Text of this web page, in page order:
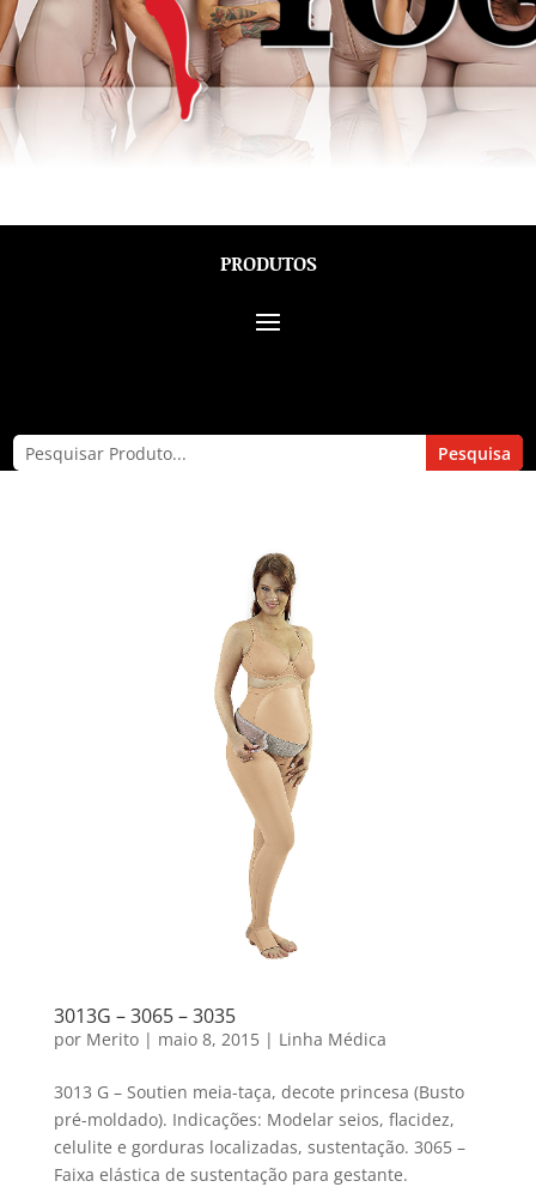
PRODUTOS
3013G – 3065 – 3035
por Merito| maio 8, 2015| Linha Médica
3013 G – Soutien meia-taça, decote princesa (Busto
pré-moldado). Indicações: Modelar seios, flacidez,
celulite e gorduras localizadas, sustentação. 3065 –
Faixa elástica de sustentação para gestante.